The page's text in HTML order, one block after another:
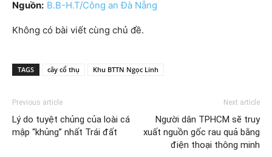
Nguồn: B.B-H.T/Công an Đà Nẵng
Không có bài viết cùng chủ đề.
TAGS cây cổ thụ Khu BTTN Ngọc Linh
Previous article
Lý do tuyệt chủng của loài cá
mập “khủng” nhất Trái đất
Next article
Người dân TPHCM sẽ truy
xuất nguồn gốc rau quả bằng
điện thoại thông minh